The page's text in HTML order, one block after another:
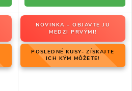
NOVINKA – OBJAVTE JU
MEDZI PRVÝMI!
POSLEDNÉ KUSY- ZÍSKAJTE
ICH KÝM MÔŽETE!